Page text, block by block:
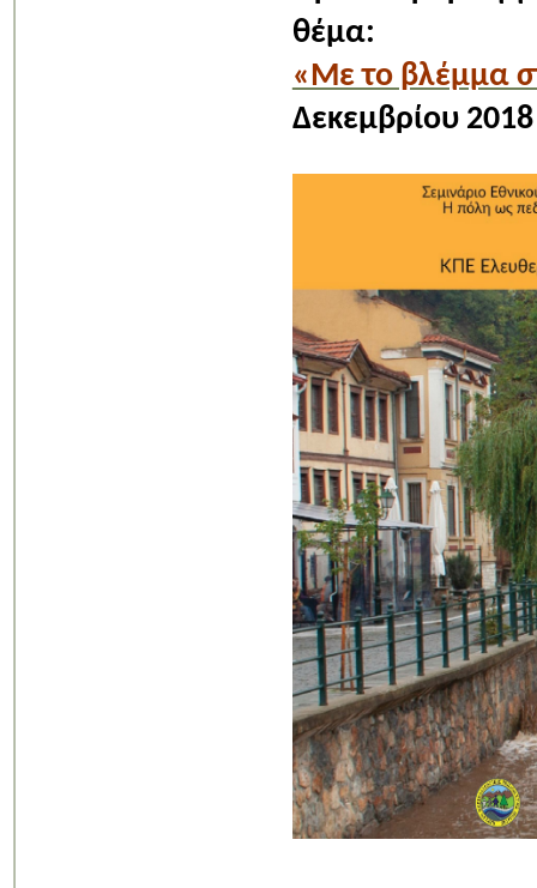
θέμα:
«Με το βλέμμα
Δεκεμβρίου 2018